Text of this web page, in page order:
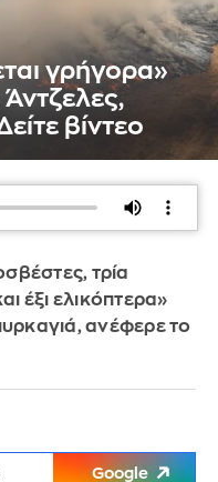
γρήγορα»
βίντεο
τρία
έξι ελικόπτερα»
ανέφερε το
Google